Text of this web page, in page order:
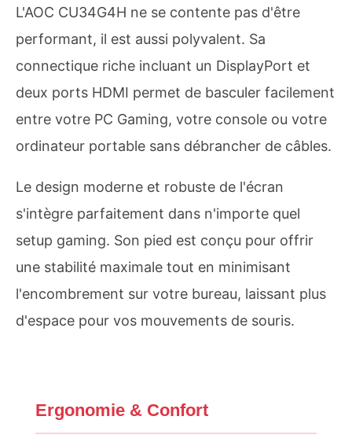
L'AOC CU34G4H ne se contente pas d'être
performant, il est aussi polyvalent. Sa
connectique riche incluant un DisplayPort et
deux ports HDMI permet de basculer facilement
entre votre PC Gaming, votre console ou votre
ordinateur portable sans débrancher de câbles.
Le design moderne et robuste de l'écran
s'intègre parfaitement dans n'importe quel
setup gaming. Son pied est conçu pour offrir
une stabilité maximale tout en minimisant
l'encombrement sur votre bureau, laissant plus
d'espace pour vos mouvements de souris.
Ergonomie & Confort